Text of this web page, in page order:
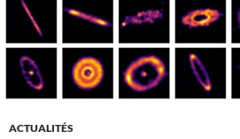
ACTUALITÉS